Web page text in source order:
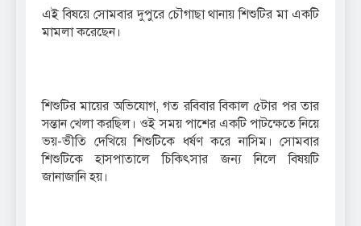
এই বিষয়ে সোমবার দুপুরে চৌগাছা থানায় শিশুটির মা একটি
মামলা করেছেন।
শিশুটির মায়ের অভিযোগ, গত রবিবার বিকাল ৫টার পর তার
সন্তান খেলা করছিল। ওই সময় পাশের একটি পাটক্ষেতে নিয়ে
ভয়-ভীতি দেখিয়ে শিশুটিকে ধর্ষণ করে নাসিম। সোমবার
শিশুটিকে হাসপাতালে চিকিৎসার জন্য নিলে বিষয়টি
জানাজানি হয়।